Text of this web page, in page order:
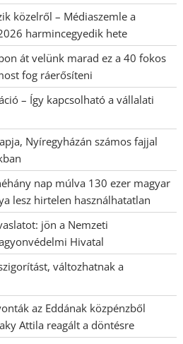
közelről – Médiaszemle a
harmincegyedik hete
át velünk marad ez a 40 fokos
fog ráerősíteni
– Így kapcsolható a vállalati
Nyíregyházán számos fajjal
nap múlva 130 ezer magyar
lesz hirtelen használhatatlan
jön a Nemzeti
Hivatal
változhatnak a
az Eddának közpénzből
Attila reagált a döntésre